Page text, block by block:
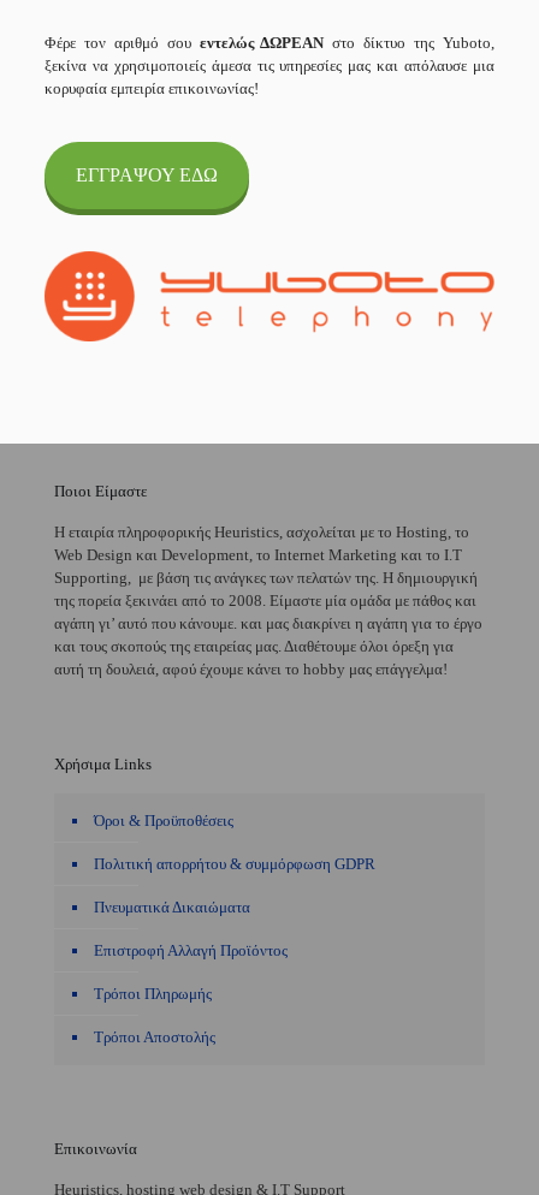
Φέρε τον αριθμό σου εντελώς ΔΩΡΕΑΝ στο δίκτυο της Yuboto,
ξεκίνα να χρησιμοποιείς άμεσα τις υπηρεσίες μας και απόλαυσε μια
κορυφαία εμπειρία επικοινωνίας!
ΕΓΓΡΑΨΟΥ ΕΔΩ
Ποιοι Είμαστε
H εταιρία πληροφορικής Heuristics, ασχολείται με το Hosting, το
Web Design και Development, το Internet Marketing και το I.T
Supporting, με βάση τις ανάγκες των πελατών της. Η δημιουργική
της πορεία ξεκινάει από το 2008. Είμαστε μία ομάδα με πάθος και
αγάπη γι’ αυτό που κάνουμε. και μας διακρίνει η αγάπη για το έργο
και τους σκοπούς της εταιρείας μας. Διαθέτουμε όλοι όρεξη για
αυτή τη δουλειά, αφού έχουμε κάνει το hobby μας επάγγελμα!
Χρήσιμα Links
Όροι & Προϋποθέσεις
Πολιτική απορρήτου & συμμόρφωση GDPR
Πνευματικά Δικαιώματα
Επιστροφή Αλλαγή Προϊόντος
Τρόποι Πληρωμής
Τρόποι Αποστολής
Επικοινωνία
Heuristics, hosting web design & I.T Support